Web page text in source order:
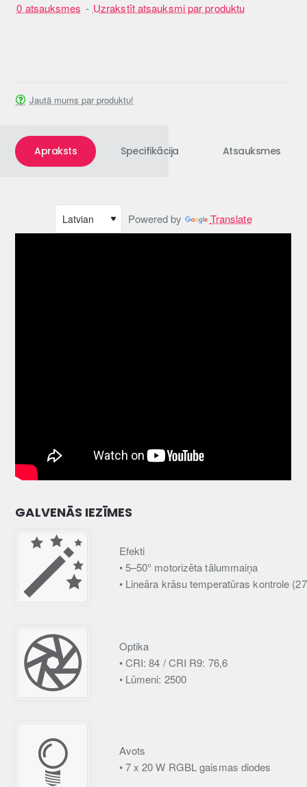
0 atsauksmes - Uzrakstīt atsauksmi par produktu
Jautā mums par produktu!
Apraksts Specifikācija Atsauksmes
Powered by Translate
GALVENĀS IEZĪMES
Efekti
• 5–50° motorizēta tālummaiņa
• Lineāra krāsu temperatūras kontrole
Optika
• CRI: 84 / CRI R9: 76,6
• Lūmeni: 2500
Avots
• 7 x 20 W RGBL gaismas diodes